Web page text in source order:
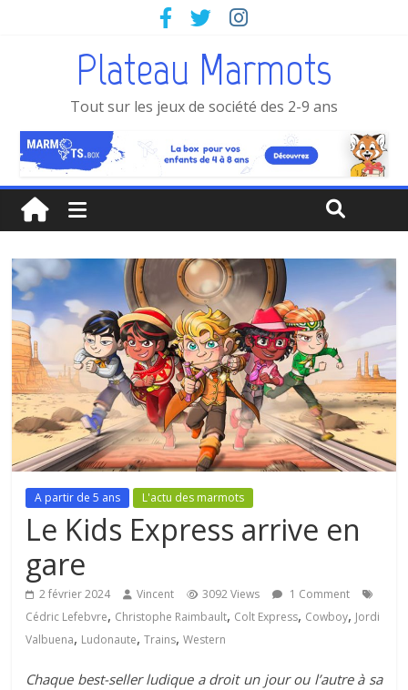
Plateau Marmots
Tout sur les jeux de société des 2-9 ans
A partir de 5 ans L'actu des marmots
Le Kids Express arrive en
gare
2 février 2024 Vincent 3092 Views
1 Comment
Cédric Lefebvre, Christophe Raimbault, Colt Express, Cowboy, Jordi
Valbuena, Ludonaute,Trains,Western
Chaque best-seller ludique a droit un jour ou l’autre à sa